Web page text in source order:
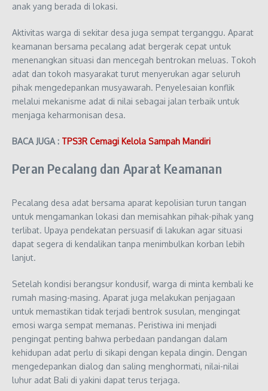
anak yang berada di lokasi.
Aktivitas warga di sekitar desa juga sempat terganggu. Aparat
keamanan bersama pecalang adat bergerak cepat untuk
menenangkan situasi dan mencegah bentrokan meluas. Tokoh
adat dan tokoh masyarakat turut menyerukan agar seluruh
pihak mengedepankan musyawarah. Penyelesaian konflik
melalui mekanisme adat di nilai sebagai jalan terbaik untuk
menjaga keharmonisan desa.
BACA JUGA : TPS3R Cemagi Kelola Sampah Mandiri
Peran Pecalang dan Aparat Keamanan
Pecalang desa adat bersama aparat kepolisian turun tangan
untuk mengamankan lokasi dan memisahkan pihak-pihak yang
terlibat. Upaya pendekatan persuasif di lakukan agar situasi
dapat segera di kendalikan tanpa menimbulkan korban lebih
lanjut.
Setelah kondisi berangsur kondusif, warga di minta kembali ke
rumah masing-masing. Aparat juga melakukan penjagaan
untuk memastikan tidak terjadi bentrok susulan, mengingat
emosi warga sempat memanas. Peristiwa ini menjadi
pengingat penting bahwa perbedaan pandangan dalam
kehidupan adat perlu di sikapi dengan kepala dingin. Dengan
mengedepankan dialog dan saling menghormati, nilai-nilai
luhur adat Bali di yakini dapat terus terjaga.